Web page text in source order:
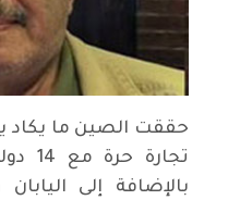
حققت الصين ما يكاد
بالإضافة إلى اليابان